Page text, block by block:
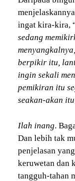
ingat kira-kira,
sedang
berpikir itu,
ingin sekali
pemikiran itu
seakan-akan
Ilah inang.
Dan lebih tak
penjelasan
keruwetan dan
tangguh-tahan